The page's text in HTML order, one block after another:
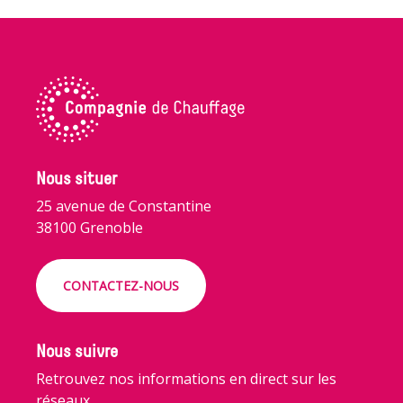
Nous situer
25 avenue de Constantine
38100 Grenoble
CONTACTEZ-NOUS
Nous suivre
Retrouvez nos informations en direct sur les